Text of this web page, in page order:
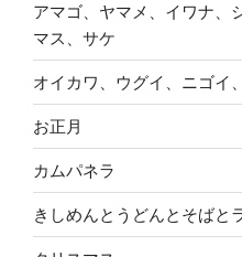
アマゴ、ヤマメ、イワナ、
マス、サケ
オイカワ、ウグイ、ニゴイ
お正月
カムパネラ
きしめんとうどんとそばと